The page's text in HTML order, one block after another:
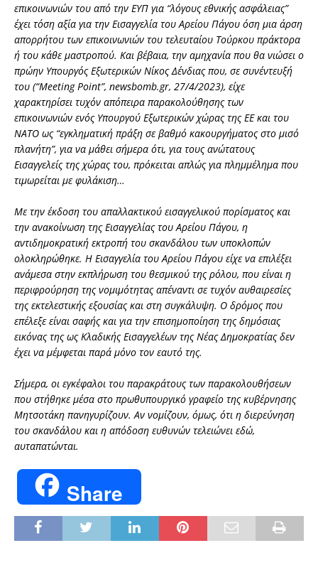
επικοινωνιών του από την ΕΥΠ για “λόγους εθνικής ασφάλειας”
έχει τόση αξία για την Εισαγγελία του Αρείου Πάγου όση μια άρση
απορρήτου των επικοινωνιών του τελευταίου Τούρκου πράκτορα
ή του κάθε μαστροπού. Και βέβαια, την αμηχανία που θα νιώσει ο
πρώην Υπουργός Εξωτερικών Νίκος Δένδιας που, σε συνέντευξή
του (“Meeting Point”, newsbomb.gr, 27/4/2023), είχε
χαρακτηρίσει τυχόν απόπειρα παρακολούθησης των
επικοινωνιών ενός Υπουργού Εξωτερικών χώρας της ΕΕ και του
ΝΑΤΟ ως “εγκληματική πράξη σε βαθμό κακουργήματος στο μισό
πλανήτη”, για να μάθει σήμερα ότι, για τους ανώτατους
Εισαγγελείς της χώρας του, πρόκειται απλώς για πλημμέλημα που
τιμωρείται με φυλάκιση…
Με την έκδοση του απαλλακτικού εισαγγελικού πορίσματος και
την ανακοίνωση της Εισαγγελίας του Αρείου Πάγου, η
αντιδημοκρατική εκτροπή του σκανδάλου των υποκλοπών
ολοκληρώθηκε. Η Εισαγγελία του Αρείου Πάγου είχε να επιλέξει
ανάμεσα στην εκπλήρωση του θεσμικού της ρόλου, που είναι η
περιφρούρηση της νομιμότητας απέναντι σε τυχόν αυθαιρεσίες
της εκτελεστικής εξουσίας και στη συγκάλυψη. Ο δρόμος που
επέλεξε είναι σαφής και για την επισημοποίηση της δημόσιας
εικόνας της ως Κλαδικής Εισαγγελέων της Νέας Δημοκρατίας δεν
έχει να μέμφεται παρά μόνο τον εαυτό της.
Σήμερα, οι εγκέφαλοι του παρακράτους των παρακολουθήσεων
που στήθηκε μέσα στο πρωθυπουργικό γραφείο της κυβέρνησης
Μητσοτάκη πανηγυρίζουν. Αν νομίζουν, όμως, ότι η διερεύνηση
του σκανδάλου και η απόδοση ευθυνών τελειώνει εδώ,
αυταπατώνται.
Share